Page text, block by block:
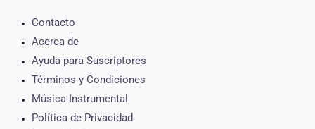
Contacto
Acerca de
Ayuda para Suscriptores
Términos y Condiciones
Música Instrumental
Política de Privacidad